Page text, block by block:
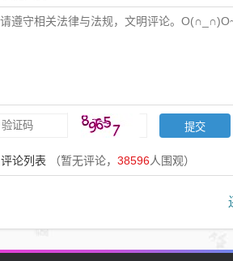
评论列表 （暂无评论， 38596人围观）